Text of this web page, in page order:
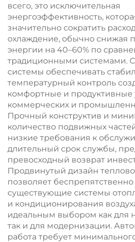
всего, это исключительная
энергоэффективность,
значительно сократить
охлаждение, обычно снижая
энергии на 40–60% по
традиционными системами.
системы обеспечивать
температурный контроль
комфортные и продуктивные
коммерческих и
Прочный конструктив и
количество подвижных
низкие требования к
длительный срок службы,
превосходный возврат
Продвинутый дизайн
позволяет
существующие системы
и кондиционирования
идеальным выбором как для
так и для модернизации.
работа требует